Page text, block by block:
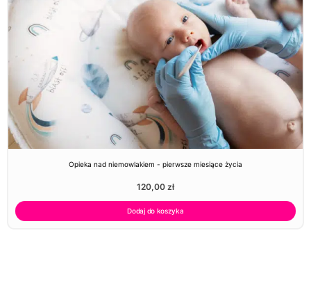
Opieka nad niemowlakiem - pierwsze miesiące życia
120,00 zł
Dodaj do koszyka